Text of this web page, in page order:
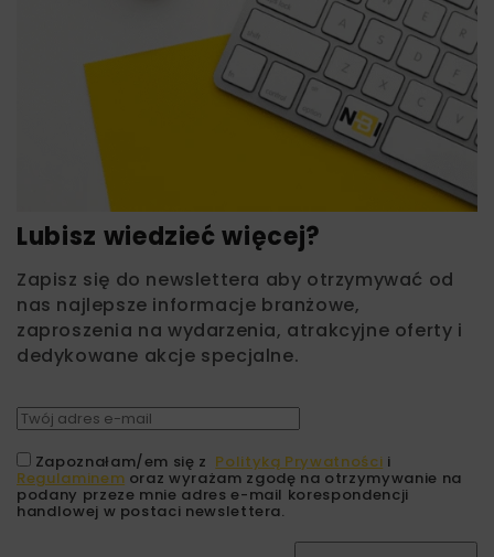
Lubisz wiedzieć więcej?
Zapisz się do newslettera aby otrzymywać od
nas najlepsze informacje branżowe,
zaproszenia na wydarzenia, atrakcyjne oferty i
dedykowane akcje specjalne.
Zapoznałam/em się z Polityką Prywatności i
Regulaminem oraz wyrażam zgodę na otrzymywanie na
podany przeze mnie adres e-mail korespondencji
handlowej w postaci newslettera.